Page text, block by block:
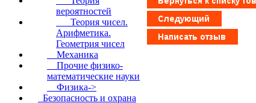
вероятностей
Теория чисел.
Арифметика.
Геометрия чисел
Механика
Прочие физико-
математические науки
Физика->
Безопасность и охрана